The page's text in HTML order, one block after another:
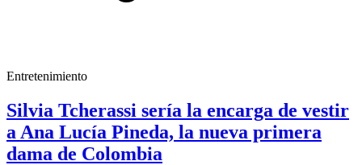
Entretenimiento
Silvia Tcherassi sería la encarga de vestir
a Ana Lucía Pineda, la nueva primera
dama de Colombia